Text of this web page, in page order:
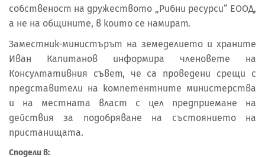
собственост на дружеството „Рибни ресурси“ ЕООД,
а не на общините, в които се намират.
Заместник-министърът на земеделието и храните
Иван Капитанов информира членовете на
Консултативния съвет, че са проведени срещи с
представители на компетентните министерства
и на местната власт с цел предприемане на
действия за подобряване на състоянието на
пристанищата.
Сподели в: